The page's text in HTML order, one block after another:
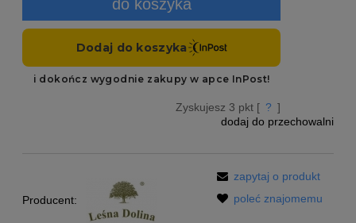
do koszyka
Zyskujesz 3 pkt [ ? ]
dodaj do przechowalni
Producent:
zapytaj o produkt
poleć znajomemu